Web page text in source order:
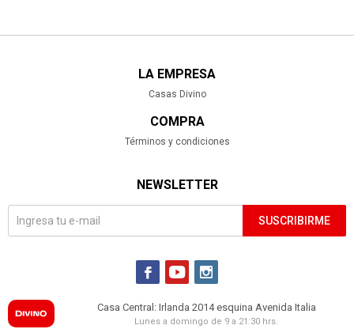
LA EMPRESA
Casas Divino
COMPRA
Términos y condiciones
NEWSLETTER
SUSCRIBIRME
  
Casa Central: Irlanda 2014 esquina Avenida Italia
Lunes a domingo de 9 a 21:30 hrs.